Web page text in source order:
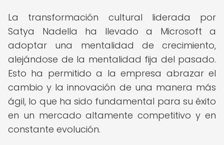
La transformación cultural liderada por
Satya Nadella ha llevado a Microsoft a
adoptar una mentalidad de crecimiento,
alejándose de la mentalidad fija del pasado.
Esto ha permitido a la empresa abrazar el
cambio y la innovación de una manera más
ágil, lo que ha sido fundamental para su éxito
en un mercado altamente competitivo y en
constante evolución.